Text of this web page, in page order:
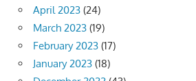
April 2023 (24)
March 2023 (19)
February 2023 (17)
January 2023 (18)